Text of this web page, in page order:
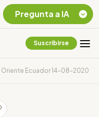
Suscribirse
Oriente Ecuador 14-08-2020
Pregunta a IA
Chevron Ecuador